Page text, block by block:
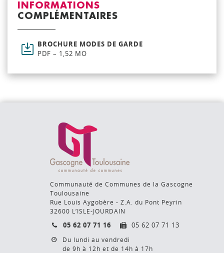
INFORMATIONS
COMPLÉMENTAIRES
BROCHURE MODES DE GARDE
PDF – 1,52 MO
Communauté de Communes de la Gascogne
Toulousaine
Rue Louis Aygobère - Z.A. du Pont Peyrin
32600 L’ISLE-JOURDAIN
05 62 07 71 16 05 62 07 71 13
Du lundi au vendredi
de 9h à 12h et de 14h à 17h